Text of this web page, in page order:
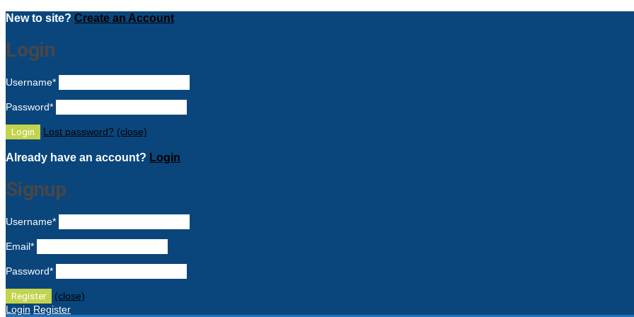
New to site? Create an Account
Login
Username*
Password*
Lost password? (close)
Already have an account? Login
Signup
Username*
Email*
Password*
(close)
Login Register